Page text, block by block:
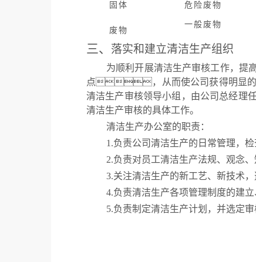
固体
废物
危险废物
一般废物
三、 落实和建立清洁生产组织
为顺利开展清洁生产审核工作，提
点，从而使公司获得明显的
清洁生产审核领导小组，由公司总经理
清洁生产审核的具体工作。
清洁生产办公室的职责：
1.负责公司清洁生产的日常管理，
2.负责对员工清洁生产法规、观念、
3.关注清洁生产的新工艺、新技术
4.负责清洁生产各项管理制度的建立
5.负责制定清洁生产计划，并选定